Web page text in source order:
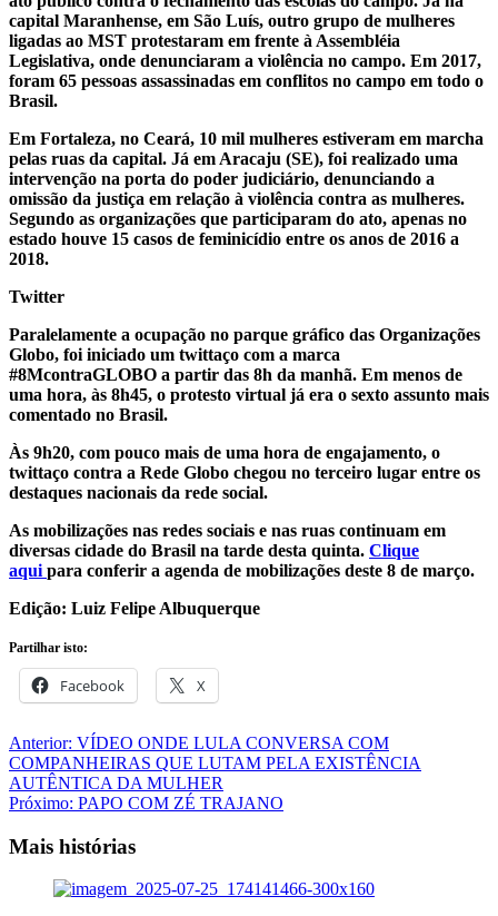
capital Maranhense, em São Luís, outro grupo de mulheres
ligadas ao MST protestaram em frente à Assembléia
Legislativa, onde denunciaram a violência no campo. Em 2017,
foram 65 pessoas assassinadas em conflitos no campo em todo o
Brasil.
Em Fortaleza, no Ceará, 10 mil mulheres estiveram em marcha
pelas ruas da capital. Já em Aracaju (SE), foi realizado uma
intervenção na porta do poder judiciário, denunciando a
omissão da justiça em relação à violência contra as mulheres.
Segundo as organizações que participaram do ato, apenas no
estado houve 15 casos de feminicídio entre os anos de 2016 a
2018.
Twitter
Paralelamente a ocupação no parque gráfico das Organizações
Globo, foi iniciado um twittaço com a marca
#8McontraGLOBO a partir das 8h da manhã. Em menos de
uma hora, às 8h45, o protesto virtual já era o sexto assunto mais
comentado no Brasil.
Às 9h20, com pouco mais de uma hora de engajamento, o
twittaço contra a Rede Globo chegou no terceiro lugar entre os
destaques nacionais da rede social.
As mobilizações nas redes sociais e nas ruas continuam em
diversas cidade do Brasil na tarde desta quinta. Clique
aqui para conferir a agenda de mobilizações deste 8 de março.
Edição: Luiz Felipe Albuquerque
Partilhar isto:
Facebook X
Navegação
de
artigos
Anterior: VÍDEO ONDE LULA CONVERSA COM
COMPANHEIRAS QUE LUTAM PELA EXISTÊNCIA
AUTÊNTICA DA MULHER
Próximo: PAPO COM ZÉ TRAJANO
Mais histórias